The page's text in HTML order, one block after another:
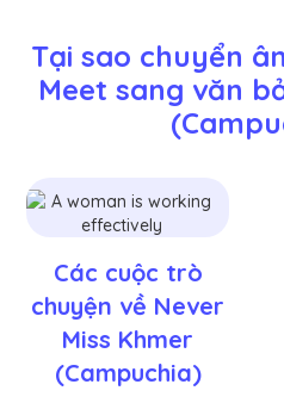
Tại sao chuyển
Meet sang văn
Các cuộc trò
chuyện về Never
Miss Khmer
(Campuchia)